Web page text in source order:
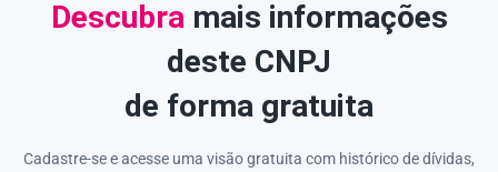
Descubramais informações
deste CNPJ
de forma gratuita
Cadastre-se e acesse uma visão gratuita com histórico de dívidas,